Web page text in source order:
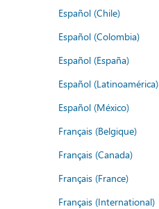
Español (Chile)
Español (Colombia)
Español (España)
Español (Latinoamérica)
Español (México)
Français (Belgique)
Français (Canada)
Français (France)
Français (International)